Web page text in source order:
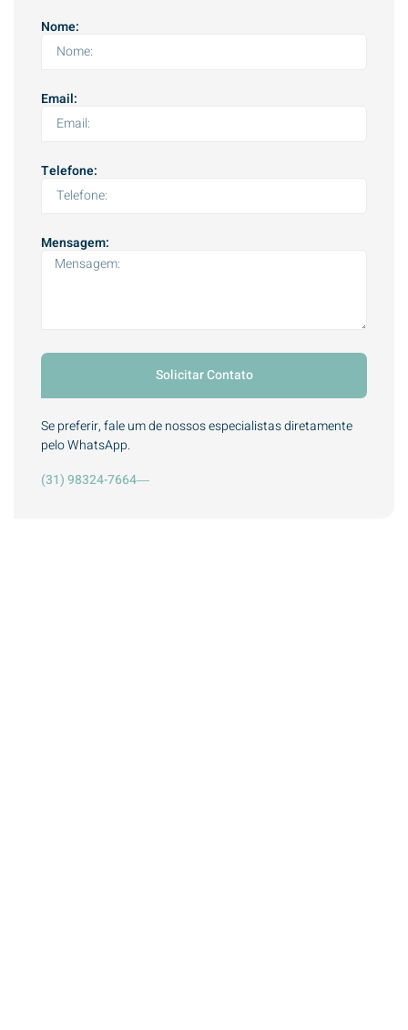
Nome:
Email:
Telefone:
Mensagem:
Solicitar Contato
Se preferir, fale um de nossos especialistas diretamente
pelo WhatsApp.
(31) 98324-7664